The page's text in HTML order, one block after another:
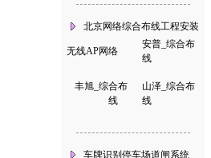
北京网络综合布线工程安装
无线AP网络
安普_综合布
线
丰旭_综合布
线
山泽_综合布
线
车牌识别停车场道闸系统